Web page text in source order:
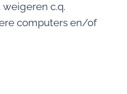
c.q.
computers en/of